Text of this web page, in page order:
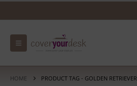
HOME PRODUCT TAG - GOLDEN RETRIEVER